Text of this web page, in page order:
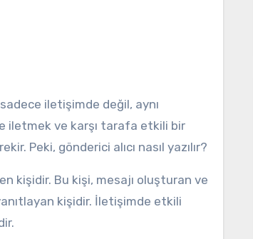
iletmek ve karşı tarafa etkili bir
Peki, gönderici alıcı nasıl yazılır?
kişidir. Bu kişi, mesajı oluşturan ve
kişidir. İletişimde etkili